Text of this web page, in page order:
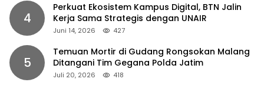
4
Perkuat Ekosistem Kampus Digital, BTN Jalin
Kerja Sama Strategis dengan UNAIR
Juni 14, 2026 427
5
Temuan Mortir di Gudang Rongsokan Malang
Ditangani Tim Gegana Polda Jatim
Juli 20, 2026 418